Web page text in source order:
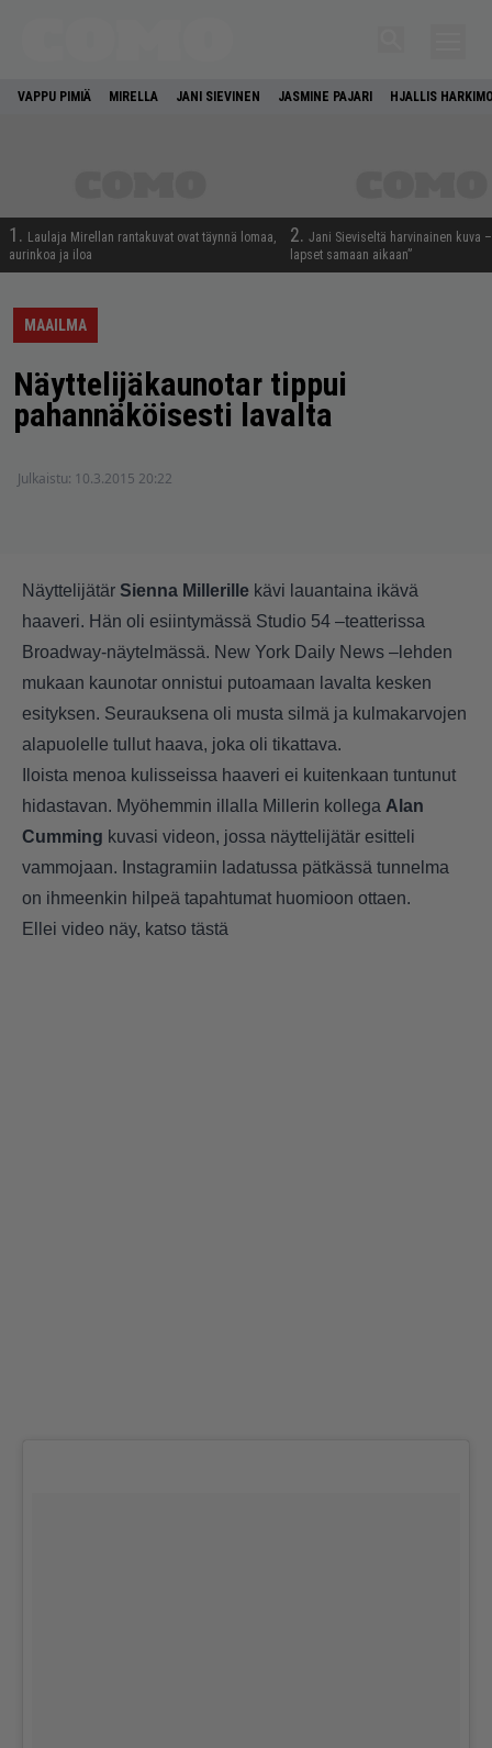
VAPPU PIMIÄ MIRELLA JANI SIEVINEN JASMINE PAJARI HJALLIS
1. Laulaja Mirellan rantakuvat ovat täynnä lomaa,
aurinkoa ja iloa
2. Jani Sieviseltä harvinainen kuva
lapset samaan aikaan”
MAAILMA
Näyttelijäkaunotar tippui
pahannäköisesti lavalta
Julkaistu: 10.3.2015 20:22
Näyttelijätär Sienna Millerille kävi lauantaina ikävä
haaveri. Hän oli esiintymässä Studio 54 –teatterissa
Broadway-näytelmässä. New York Daily News –lehden
mukaan kaunotar onnistui putoamaan lavalta kesken
esityksen. Seurauksena oli musta silmä ja kulmakarvojen
alapuolelle tullut haava, joka oli tikattava.
Iloista menoa kulisseissa haaveri ei kuitenkaan tuntunut
hidastavan. Myöhemmin illalla Millerin kollega Alan
Cumming kuvasi videon, jossa näyttelijätär esitteli
vammojaan. Instagramiin ladatussa pätkässä tunnelma
on ihmeenkin hilpeä tapahtumat huomioon ottaen.
Ellei video näy, katso tästä